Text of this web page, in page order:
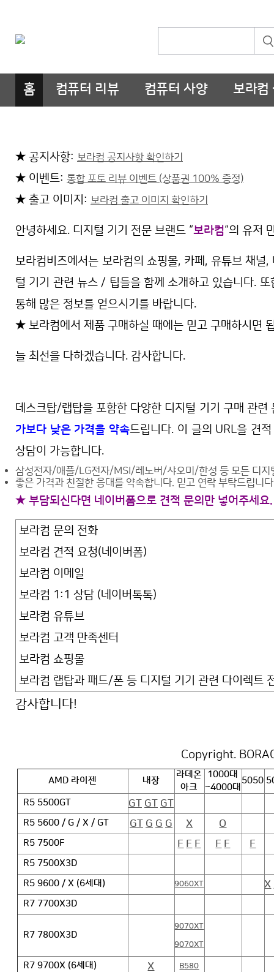
홈 컴퓨터 리뷰 컴퓨터 사양 보라컴
★ 공지사항: 보라컴 공지사항 확인하기
★ 이벤트: 통합 포토 리뷰 이벤트 (상품권 100% 증정)
★ 출고 이미지: 보라컴 출고 이미지 확인하기
안녕하세요. 디지털 기기 전문 브랜드 “보라컴“의 유저
보라컴비즈에서는 보라컴의 쇼핑몰, 카페, 유튜브 채
털 기기 관련 뉴스 / 팁들을 함께 소개하고 있습니다.
통해 많은 정보를 얻으시기를 바랍니다.
★ 보라컴에서 제품 구매하실 때에는 믿고 구매하시면
늘 최선을 다하겠습니다. 감사합니다.
데스크탑/랩탑을 포함한 다양한 디지털 기기 구매 관
가보다 낮은 가격을 약속드립니다. 이 글의 URL을 견
상담이 가능합니다.
삼성전자/애플/LG전자/MSI/레노버/샤오미/한성 등 모든 디지
좋은 가격과 친절한 응대를 약속합니다. 믿고 연락 부탁드립니
★ 부담되신다면 네이버폼으로 견적 문의만 넣어주세
보라컴 문의 전화
보라컴 견적 요청(네이버폼)
보라컴 이메일
보라컴 1:1 상담 (네이버톡톡)
보라컴 유튜브
보라컴 고객 만족센터
보라컴 쇼핑몰
보라컴 랩탑과 패드/폰 등 디지털 기기 관련 다이렉트
감사합니다!
Copyright.
AMD 라이젠 내장
라데온
아크
1000대
~4000대
5050
R5 5500GT GT GT GT
R5 5600 / G / X / GT GT G G G X O
R5 7500F F F F F F F
R5 7500X3D
R5 9600 / X (6세대) 9060XT X
R7 7700X3D
R7 7800X3D
9070XT
9070XT
R7 9700X (6세대) X B580